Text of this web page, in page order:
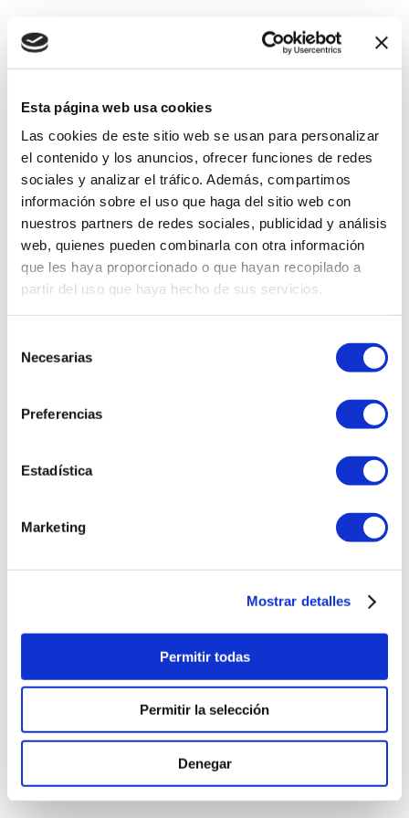
Esta página web usa cookies
Las cookies de este sitio web se usan para personalizar
el contenido y los anuncios, ofrecer funciones de redes
sociales y analizar el tráfico. Además, compartimos
información sobre el uso que haga del sitio web con
nuestros partners de redes sociales, publicidad y análisis
web, quienes pueden combinarla con otra información
que les haya proporcionado o que hayan recopilado a
partir del uso que haya hecho de sus servicios.
Necesarias
Preferencias
Estadística
Marketing
Mostrar detalles
Permitir todas
Permitir la selección
Denegar